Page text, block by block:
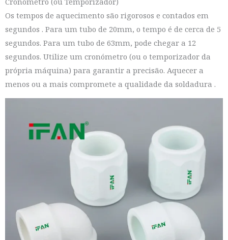
Os tempos de aquecimento são rigorosos e contados em
segundos . Para um tubo de 20mm, o tempo é de cerca de 5
segundos. Para um tubo de 63mm, pode chegar a 12
segundos. Utilize um cronómetro (ou o temporizador da
própria máquina) para garantir a precisão. Aquecer a
menos ou a mais compromete a qualidade da soldadura .